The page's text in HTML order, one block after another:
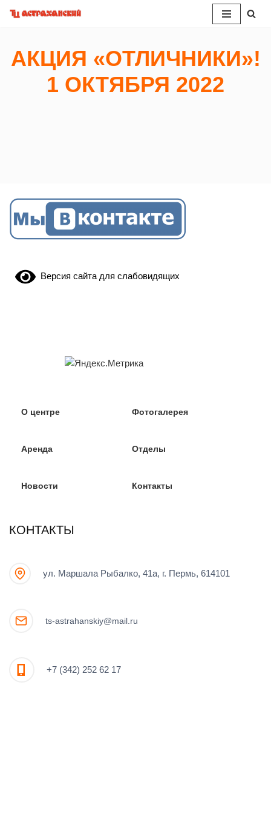
содержимому
АКЦИЯ «ОТЛИЧНИКИ»!
1 ОКТЯБРЯ 2022
Версия сайта для слабовидящих
О центре Фотогалерея
Аренда Отделы
Новости Контакты
КОНТАКТЫ
ул. Маршала Рыбалко, 41а, г. Пермь, 614101
ts-astrahanskiy@mail.ru
+7 (342) 252 62 17